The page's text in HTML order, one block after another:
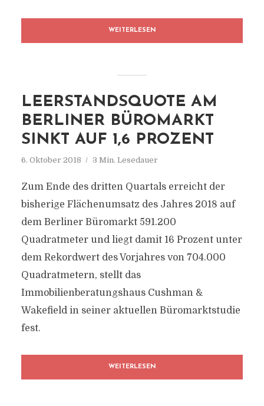
WEITERLESEN
LEERSTANDSQUOTE AM
BERLINER BÜROMARKT
SINKT AUF 1,6 PROZENT
6. Oktober 2018 3 Min. Lesedauer
Zum Ende des dritten Quartals erreicht der
bisherige Flächenumsatz des Jahres 2018 auf
dem Berliner Büromarkt 591.200
Quadratmeter und liegt damit 16 Prozent unter
dem Rekordwert des Vorjahres von 704.000
Quadratmetern, stellt das
Immobilienberatungshaus Cushman &
Wakefield in seiner aktuellen Büromarktstudie
fest.
WEITERLESEN